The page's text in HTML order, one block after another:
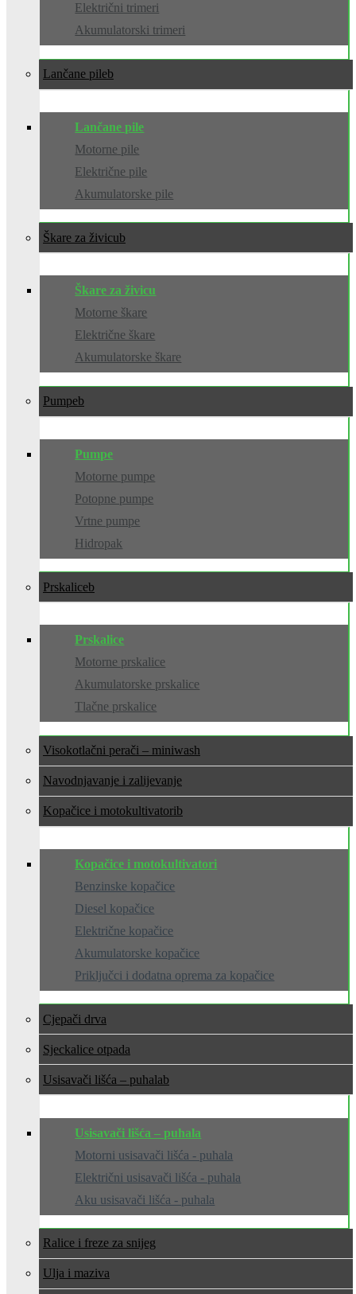
Električni trimeri
Akumulatorski trimeri
Lančane pile
Lančane pile
Motorne pile
Električne pile
Akumulatorske pile
Škare za živicu
Škare za živicu
Motorne škare
Električne škare
Akumulatorske škare
Pumpe
Pumpe
Motorne pumpe
Potopne pumpe
Vrtne pumpe
Hidropak
Prskalice
Prskalice
Motorne prskalice
Akumulatorske prskalice
Tlačne prskalice
Visokotlačni perači – miniwash
Navodnjavanje i zalijevanje
Kopačice i motokultivatori
Kopačice i motokultivatori
Benzinske kopačice
Diesel kopačice
Električne kopačice
Akumulatorske kopačice
Priključci i dodatna oprema za kopačice
Cjepači drva
Sjeckalice otpada
Usisavači lišća – puhala
Usisavači lišća – puhala
Motorni usisavači lišća - puhala
Električni usisavači lišća - puhala
Aku usisavači lišća - puhala
Ralice i freze za snijeg
Ulja i maziva